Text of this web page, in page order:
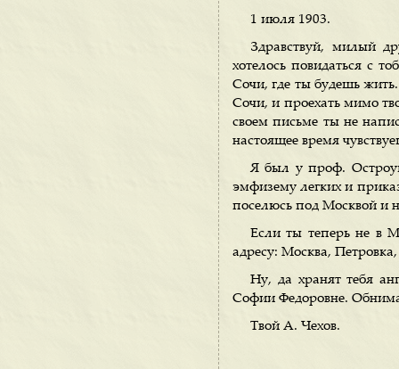
1 июля 1903.
Здравствуй, милый
хотелось повидаться с
Сочи, где ты будешь жить.
Сочи, и проехать мимо
своем письме ты не
настоящее время
Я был у проф.
эмфизему легких и
поселюсь под Москвой и
Если ты теперь не в
адресу: Москва,
Ну, да хранят тебя
Софии Федоровне.
Твой А. Чехов.